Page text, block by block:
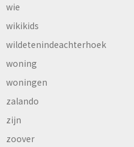
wie
wikikids
wildetenindeachterhoek
woning
woningen
zalando
zijn
zoover